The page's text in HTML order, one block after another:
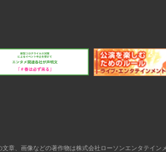
文章、画像などの著作物は株式会社ローソンエンタテイン